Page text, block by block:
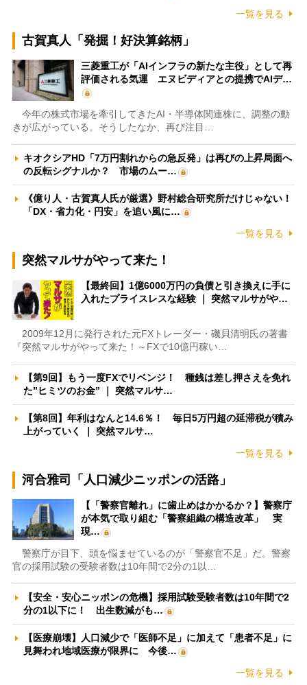
一覧を見る
古賀真人「発掘！好決算銘柄」
三菱重工が「AIインフラの新たな主役」として再
評価される気運 エヌビディアとの提携でAIデ…
今年の株式市場を牽引してきたAI・半導体関連株に、調整の動
きが広がっている。そうしたなか、再び注目…
キオクシアHD「7万円割れからの急反発」は再びの上昇局面へ
の反転シグナルか？ 市場のムー…
《億り人・古賀真人氏が厳選》野村総合研究所だけじゃない！
「DX・省力化・円安」を追い風に…
一覧を見る
突然マルサがやって来た！
【最終回】1億6000万円の負債と引き換えに手に
入れたプライスレスな経験 ｜ 突然マルサがや…
2009年12月に発行された元FXトレーダー・磯貝清明氏の著書
『突然マルサがやって来た！～FXで10億円稼い…
【第9回】もう一度FXでリベンジ！ 種銭は差し押さえを免れ
た”ヒミツのお金” ｜ 突然マルサ…
【第8回】年利はなんと14.6％！ 毎日5万円超の延滞税が積み
上がっていく ｜ 突然マルサ…
一覧を見る
河合雅司「人口減少ニッポンの活路」
【「警察官離れ」に歯止めはかかるか？】警察庁
が本気で取り組む「警察組織の構造改革」 実
現…
警察庁が目下、頭を悩ませているのが「警察官不足」だ。警察
官の採用試験の受験者数は10年間で2分の1以…
【安全・安心ニッポンの危機】採用試験受験者数は10年間で2
分の1以下に！ 出生数減がも…
【医療崩壊】人口減少で「医師不足」に加えて「患者不足」に
見舞われ地域医療が限界に 今後…
一覧を見る